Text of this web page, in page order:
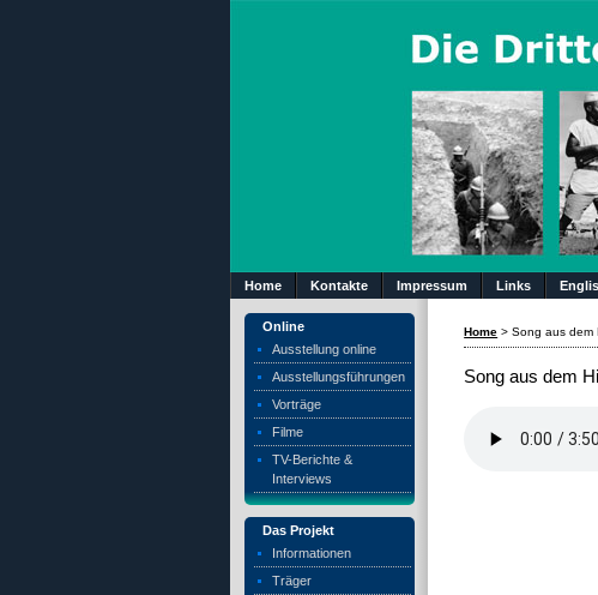
Home Kontakte Impressum Links
Online
Ausstellung online
Ausstellungsführungen
Vorträge
Filme
TV-Berichte &
Interviews
Das Projekt
Informationen
Träger
Home >Song aus dem
Song aus dem